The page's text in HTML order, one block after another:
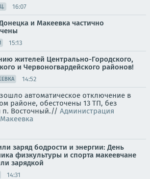
16:07
и Макеевка частично
15:13
жителей Центрально-Городского,
и Червоногвардейского районов!
14:52
автоматическое отключение в
районе, обесточены 13 ТП, без
п. Восточный.// Администрация
заряд бодрости и энергии: День
физкультуры и спорта макеевчане
зарядкой
14:31